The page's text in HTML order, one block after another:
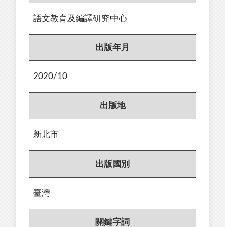
語文教育及編譯研究中心
出版年月
2020/10
出版地
新北市
出版國別
臺灣
關鍵字詞